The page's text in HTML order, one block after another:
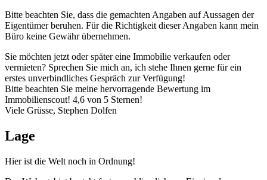
Bitte beachten Sie, dass die gemachten Angaben auf Aussagen der
Eigentümer beruhen. Für die Richtigkeit dieser Angaben kann mein
Büro keine Gewähr übernehmen.
Sie möchten jetzt oder später eine Immobilie verkaufen oder
vermieten? Sprechen Sie mich an, ich stehe Ihnen gerne für ein
erstes unverbindliches Gespräch zur Verfügung!
Bitte beachten Sie meine hervorragende Bewertung im
Immobilienscout! 4,6 von 5 Sternen!
Viele Grüsse, Stephen Dolfen
Lage
Hier ist die Welt noch in Ordnung!